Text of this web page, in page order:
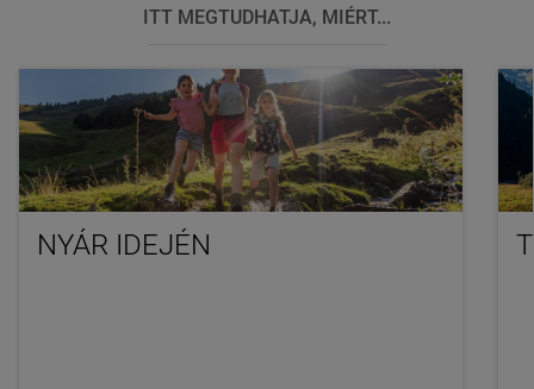
ITT MEGTUDHATJA, MIÉRT...
NYÁR IDEJÉN